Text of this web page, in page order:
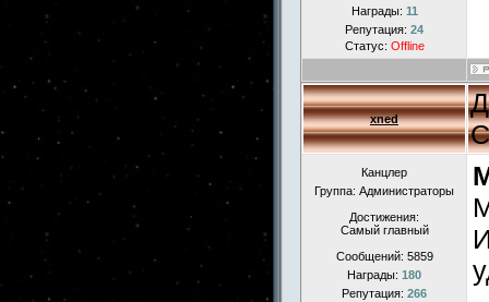
Награды: 11
Репутация: 24
Статус: Offline
xned
Канцлер
Группа: Администраторы
Достижения:
Самый главный
Сообщений: 5859
Награды: 180
Репутация: 266